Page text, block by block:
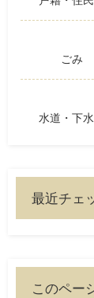
ごみ
水道・下
最近チェ
このペー